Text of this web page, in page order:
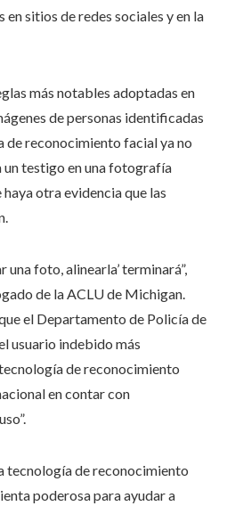
sitios de redes sociales y en la
más notables adoptadas en
de personas identificadas
de reconocimiento facial ya no
un testigo en una fotografía
otra evidencia que las
una foto, alinearla’ terminará”,
de la ACLU de Michigan.
el Departamento de Policía de
usuario indebido más
de reconocimiento
en contar con
tecnología de reconocimiento
poderosa para ayudar a